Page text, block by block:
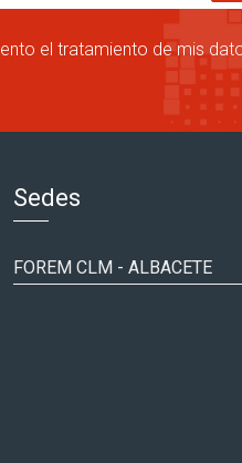
el tratamiento de mis
Sedes
FOREM CLM - ALBACETE